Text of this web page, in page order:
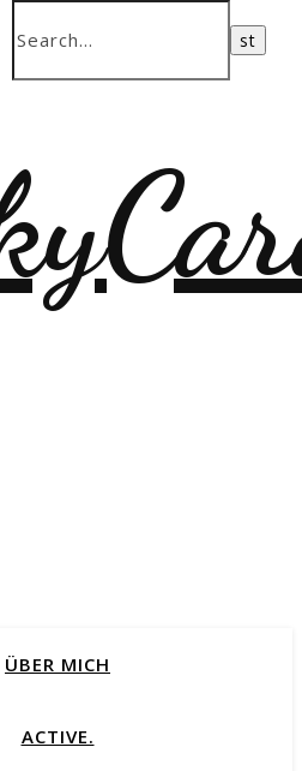
ÜBER MICH
ACTIVE.